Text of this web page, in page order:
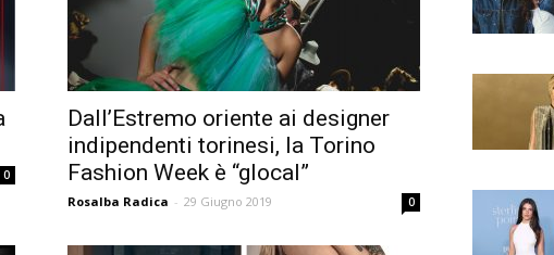
0
Dall’Estremo oriente ai designer
indipendenti torinesi, la Torino
Fashion Week è “glocal”
Rosalba Radica - 29 Giugno 2019 0